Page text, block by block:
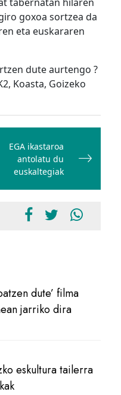
tabernatan hilaren
goxoa sortzea da
eta euskararen
dute aurtengo ?
Koasta, Goizeko
EGA ikastaroa
antolatu du
euskaltegiak
dute’ filma
jarriko dira
eskultura tailerra